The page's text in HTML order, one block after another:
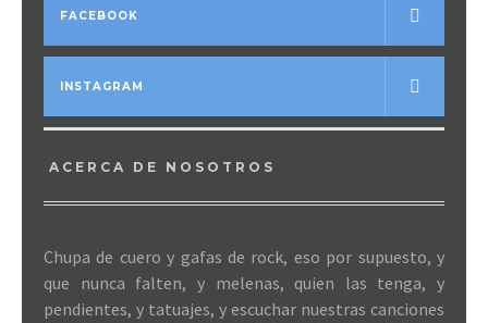
FACEBOOK
INSTAGRAM
ACERCA DE NOSOTROS
Chupa de cuero y gafas de rock, eso por supuesto, y
que nunca falten, y melenas, quien las tenga, y
pendientes, y tatuajes, y escuchar nuestras canciones